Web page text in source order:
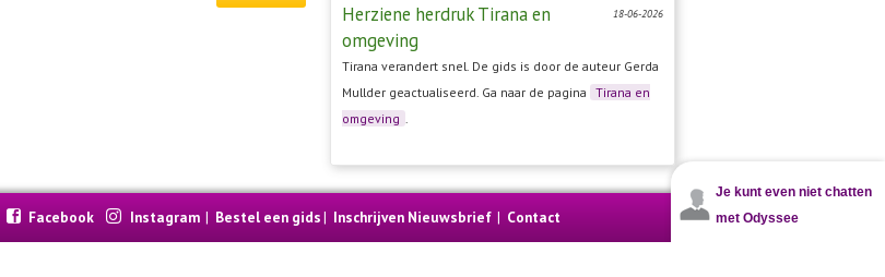
Je kunt even niet chatten
met Odyssee
18-06-2026
Herziene herdruk Tirana en
omgeving
Tirana verandert snel. De gids is door de auteur Gerda
Mullder geactualiseerd. Ga naar de pagina Tirana en
omgeving .
Facebook Instagram | Bestel een gids| Inschrijven Nieuwsbrief | Contact